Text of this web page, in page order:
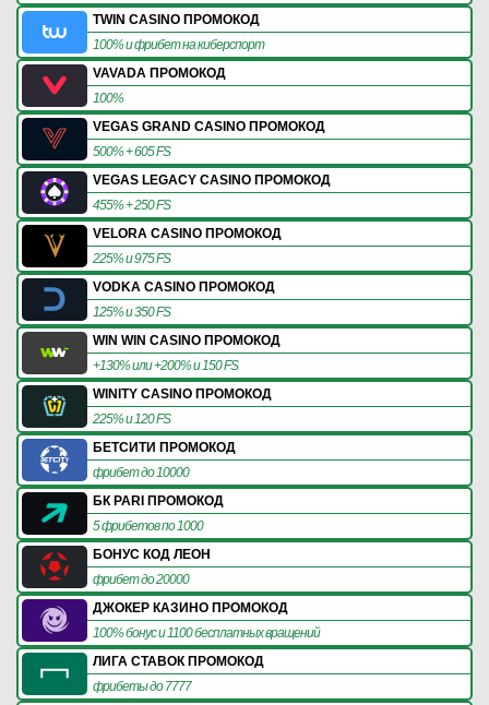
TWIN CASINO ПРОМОКОД
100% и фрибет на киберспорт
VAVADA ПРОМОКОД
100%
VEGAS GRAND CASINO ПРОМОКОД
500% + 605 FS
VEGAS LEGACY CASINO ПРОМОКОД
455% + 250 FS
VELORA CASINO ПРОМОКОД
225% и 975 FS
VODKA CASINO ПРОМОКОД
125% и 350 FS
WIN WIN CASINO ПРОМОКОД
+130% или +200% и 150 FS
WINITY CASINO ПРОМОКОД
225% и 120 FS
БЕТСИТИ ПРОМОКОД
фрибет до 10000
БК PARI ПРОМОКОД
5 фрибетов по 1000
БОНУС КОД ЛЕОН
фрибет до 20000
ДЖОКЕР КАЗИНО ПРОМОКОД
100% бонус и 1100 бесплатных вращений
ЛИГА СТАВОК ПРОМОКОД
фрибеты до 7777